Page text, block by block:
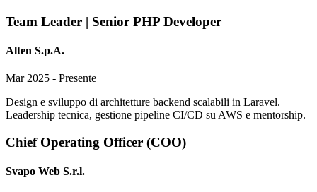
Team Leader | Senior PHP Developer
Alten S.p.A.
Mar 2025 - Presente
Design e sviluppo di architetture backend scalabili in Laravel.
Leadership tecnica, gestione pipeline CI/CD su AWS e mentorship.
Chief Operating Officer (COO)
Svapo Web S.r.l.